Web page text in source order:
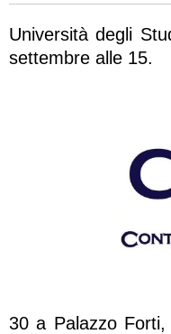
Università degli
settembre alle 15.
30 a Palazzo Forti,